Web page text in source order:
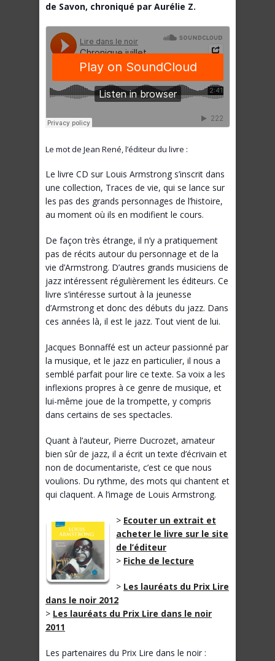
de Savon, chroniqué par Aurélie Z.
Le mot de Jean René, l’éditeur du livre :
Le livre CD sur Louis Armstrong s’inscrit dans
une collection, Traces de vie, qui se lance sur
les pas des grands personnages de l’histoire,
au moment où ils en modifient le cours.
De façon très étrange, il n’y a pratiquement
pas de récits autour du personnage et de la
vie d’Armstrong. D’autres grands musiciens de
jazz intéressent régulièrement les éditeurs. Ce
livre s’intéresse surtout à la jeunesse
d’Armstrong et donc des débuts du jazz. Dans
ces années là, il est le jazz. Tout vient de lui.
Jacques Bonnaffé est un acteur passionné par
la musique, et le jazz en particulier, il nous a
semblé parfait pour lire ce texte. Sa voix a les
inflexions propres à ce genre de musique, et
lui-même joue de la trompette, y compris
dans certains de ses spectacles.
Quant à l’auteur, Pierre Ducrozet, amateur
bien sûr de jazz, il a écrit un texte d’écrivain et
non de documentariste, c’est ce que nous
voulions. Du rythme, des mots qui chantent et
qui claquent. A l’image de Louis Armstrong.
> Ecouter un extrait et
acheter le livre sur le site
de l’éditeur
> Fiche de lecture
> Les lauréats du Prix Lire
dans le noir 2012
> Les lauréats du Prix Lire dans le noir
2011
Les partenaires du Prix Lire dans le noir :